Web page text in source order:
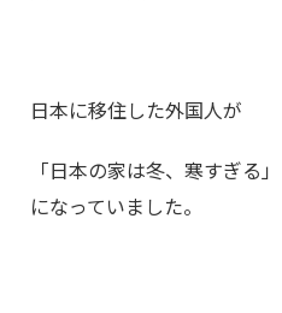
日本に移住した外国人が
「日本の家は冬、寒すぎる
になっていました。